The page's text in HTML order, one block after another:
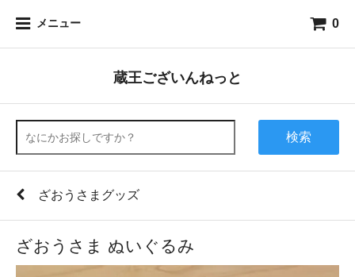
メニュー 0
蔵王ございんねっと
検索
ざおうさまグッズ
ざおうさま ぬいぐるみ